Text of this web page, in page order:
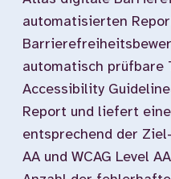
automatisierten
automatisch prüfbare
Accessibility
Report und liefert
entsprechend der
AA und WCAG Level